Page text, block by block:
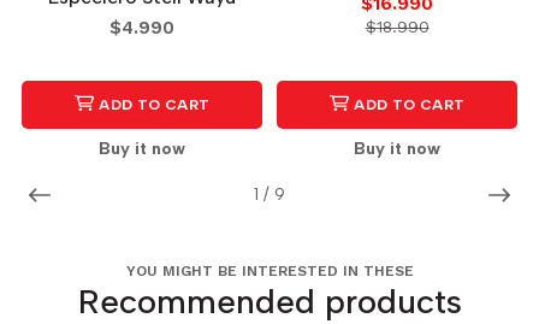
1 / 9
$4.990
ADD TO CART
Buy it now
$18.990
ADD TO CART
Buy it now
YOU MIGHT BE INTERESTED IN THESE
Recommended products